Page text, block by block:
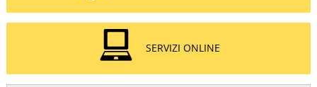
SERVIZI ONLINE